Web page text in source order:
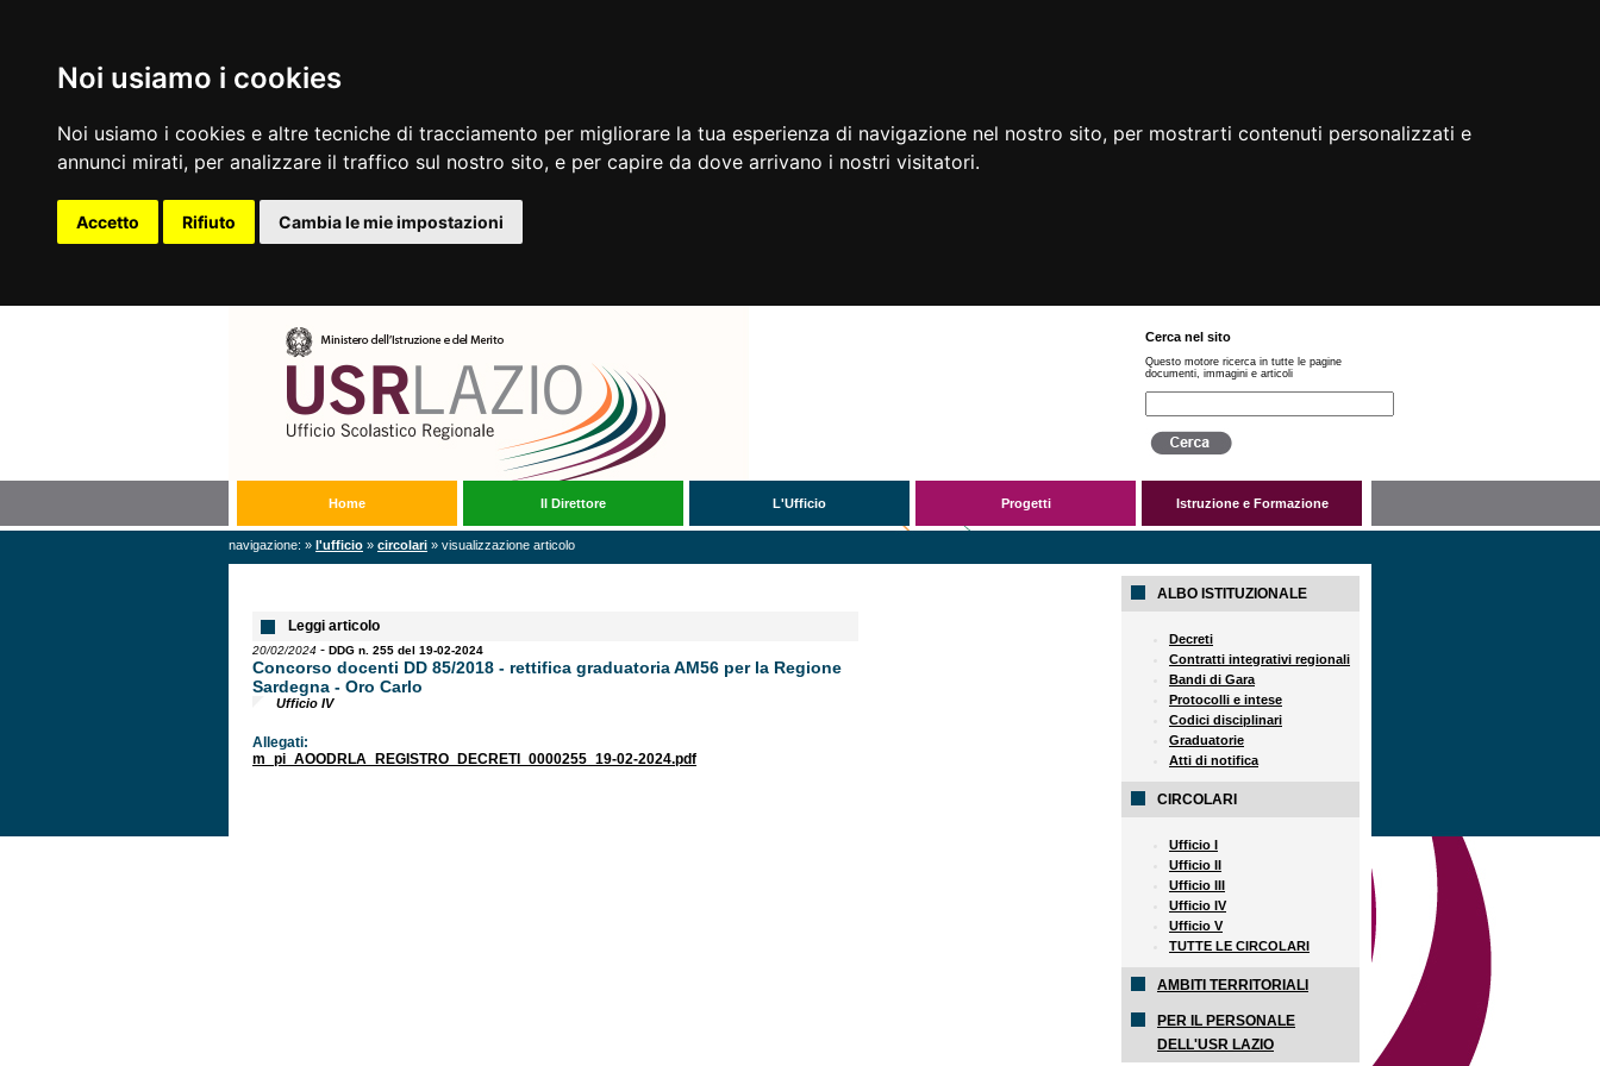
Noi usiamo i cookies
Noi usiamo i cookies e altre tecniche di tracciamento per migliorare la tua esperienza di navigazione nel nostro sito, per mostrarti contenuti personalizzati e
annunci mirati, per analizzare il traffico sul nostro sito, e per capire da dove arrivano i nostri visitatori.
Accetto Rifiuto Cambia le mie impostazioni
Cerca nel sito
Questo motore ricerca in tutte le pagine
documenti, immagini e articoli
Home Il Direttore L'Ufficio Progetti Istruzione e Formazione
navigazione: » l'ufficio » circolari » visualizzazione articolo
Leggi articolo
20/02/2024 - DDG n. 255 del 19-02-2024
Concorso docenti DD 85/2018 - rettifica graduatoria AM56 per la Regione
Sardegna - Oro Carlo
Ufficio IV
Allegati:
m_pi_AOODRLA_REGISTRO_DECRETI_0000255_19-02-2024.pdf
ALBO ISTITUZIONALE
Decreti
Contratti integrativi regionali
Bandi di Gara
Protocolli e intese
Codici disciplinari
Graduatorie
Atti di notifica
CIRCOLARI
Ufficio I
Ufficio II
Ufficio III
Ufficio IV
Ufficio V
TUTTE LE CIRCOLARI
AMBITI TERRITORIALI
PER IL PERSONALE
DELL'USR LAZIO